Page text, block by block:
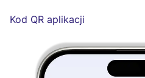
Kod QR aplikacji